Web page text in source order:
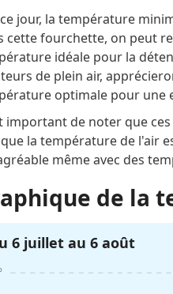
ce jour, la température
cette fourchette, on peut
idéale pour la
de plein air,
optimale pour une
important de noter que
la température de l'air
même avec des
de la
6 juillet au 6 août